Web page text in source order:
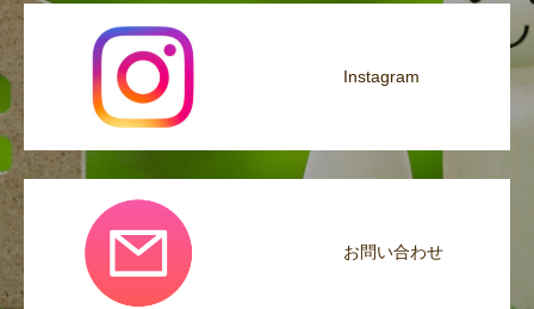
Instagram
お問い合わせ